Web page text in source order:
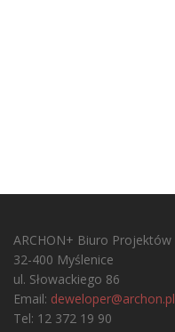
ARCHON+ Biuro Projektów
32-400 Myślenice
ul. Słowackiego 86
Email: deweloper@archon.pl
Tel: 12 372 19 90